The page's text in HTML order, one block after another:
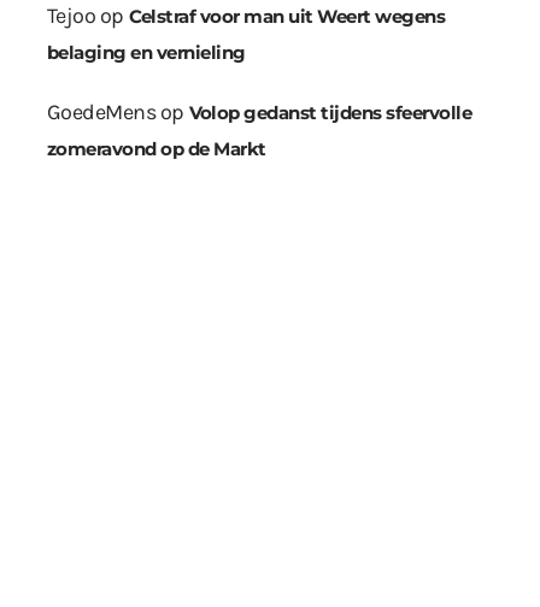
Tejoo op Celstraf voor man uit Weert wegens
belaging en vernieling
GoedeMensop Volop gedanst tijdens sfeervolle
zomeravond op de Markt